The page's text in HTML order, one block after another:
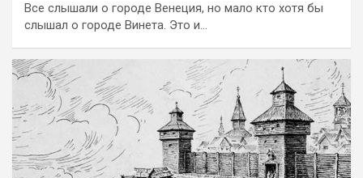
Все слышали о городе Венеция, но мало кто хотя бы
слышал о городе Винета. Это и…